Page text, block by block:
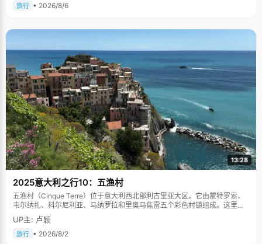
旅行 • 2026/8/6
13:28
2025意大利之行10：五渔村
五渔村（Cinque Terre）位于意大利西北部利古里亚大区。它由蒙特罗索、
韦尔纳扎、科尔尼利亚、马纳罗拉和里奥马焦雷五个彩色村镇组成。这里依
山傍海，房屋色彩斑斓，1997年被列为世界文化遗产。
UP主: 卢颖
旅行 • 2026/8/2